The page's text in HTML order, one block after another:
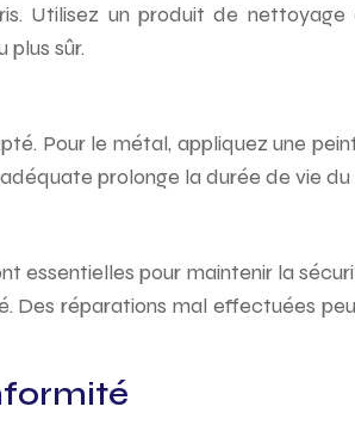
Utilisez un produit de
sûr.
Pour le métal, appliquez une
prolonge la durée de vie
essentielles pour maintenir la
Des réparations mal effectuées